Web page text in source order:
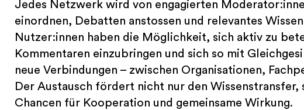
Jedes Netzwerk wird von engagierten
einordnen, Debatten anstossen und relevantes
Nutzer:innen haben die Möglichkeit, sich aktiv zu
Kommentaren einzubringen und sich so mit
neue Verbindungen – zwischen Organisationen,
Der Austausch fördert nicht nur den
Chancen für Kooperation und gemeinsame Wirkung.